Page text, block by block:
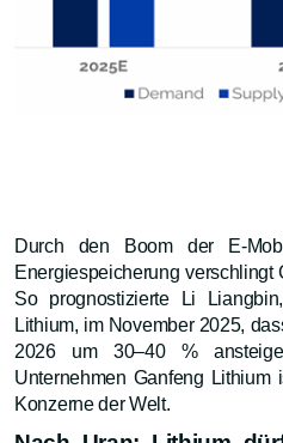
Durch den Boom der E-
Energiespeicherung
So prognostizierte Li
Lithium, im November 2025,
2026 um 30–40 %
Unternehmen Ganfeng
Konzerne der Welt.